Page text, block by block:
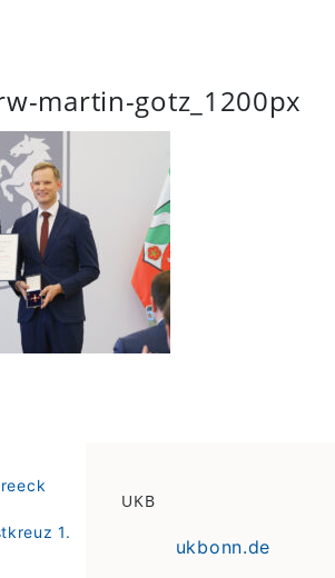
martin-gotz_1200px
1.
UKB
ukbonn.de